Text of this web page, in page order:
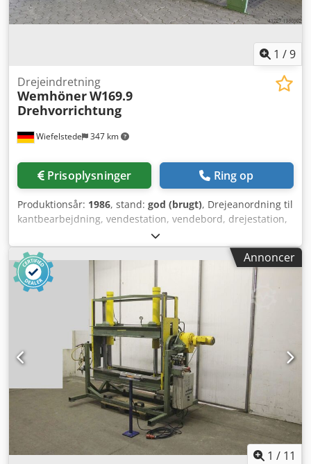
1 /9
Wiefelstede 347 km
Drejeindretning
WemhönerW169.9
Drehvorrichtung
Prisoplysninger Ring op
Produktionsår: 1986, stand: god (brugt), Drejeanordning til
kantbearbejdning, vendestation, vendebord, drejestation,
drejebord, transportsystem, rullebane - til kantlimautomat,
kantlimemaskine, kantlimer - Vendestation: til rotation af
emner - Rullebane: smal - Rullebredde: 1300 mm -
Rullebanelængde: 2900 mm - med justerbar anslagsvæg -
Rullebane: bred - Rullebredde: 3400 mm Cjdsb Rynyepfx
Alfsha - Rullebanelængde: 1400 mm - Drejehovedrulle:
med gummibelægning - Transportmål: 3000/1500/H960
mm 3500/1550/H1850 mm - Vægt: 1000 kg
Annoncer
1 / 11